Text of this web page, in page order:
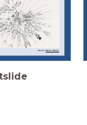
bron: Dear Data